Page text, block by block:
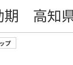
期 高知
プ